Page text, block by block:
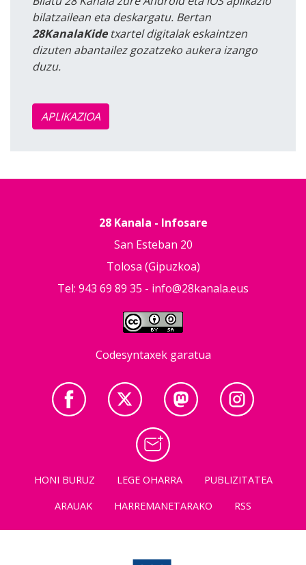
bilatzailean eta deskargatu. Bertan
28KanalaKidetxartel digitalak eskaintzen
dizuten abantailez gozatzeko aukera izango
duzu.
APLIKAZIOA
28 Kanala - Infosare
San Esteban 20
Tolosa (Gipuzkoa)
Tel: 943 69 89 35 - info@28kanala.eus
Codesyntaxek garatua
HONI BURUZ LEGE OHARRA
PUBLIZITATEA
ARAUAK
HARREMANETARAKO RSS